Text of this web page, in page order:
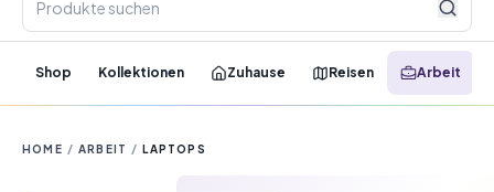
Shop Kollektionen Zuhause Reisen Arbeit
HOME / ARBEIT / LAPTOPS